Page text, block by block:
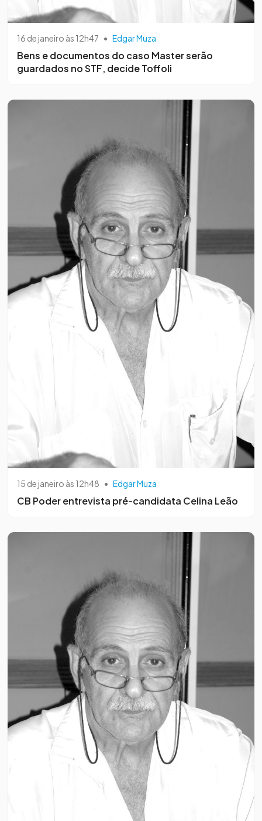
16 de janeiro às 12h47 • Edgar Muza
Bens e documentos do caso Master serão
guardados no STF, decide Toffoli
15 de janeiro às 12h48 • Edgar Muza
CB Poder entrevista pré-candidata Celina Leão